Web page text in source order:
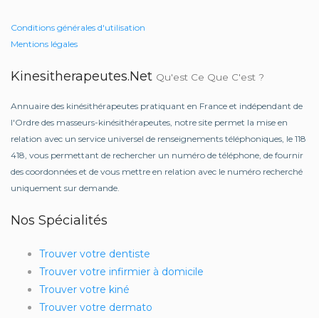
Conditions générales d'utilisation
Mentions légales
Kinesitherapeutes.net Qu'est Ce Que C'est ?
Annuaire des kinésithérapeutes pratiquant en France et indépendant de
l'Ordre des masseurs-kinésithérapeutes, notre site permet la mise en
relation avec un service universel de renseignements téléphoniques, le 118
418, vous permettant de rechercher un numéro de téléphone, de fournir
des coordonnées et de vous mettre en relation avec le numéro recherché
uniquement sur demande.
Nos Spécialités
Trouver votre dentiste
Trouver votre infirmier à domicile
Trouver votre kiné
Trouver votre dermato